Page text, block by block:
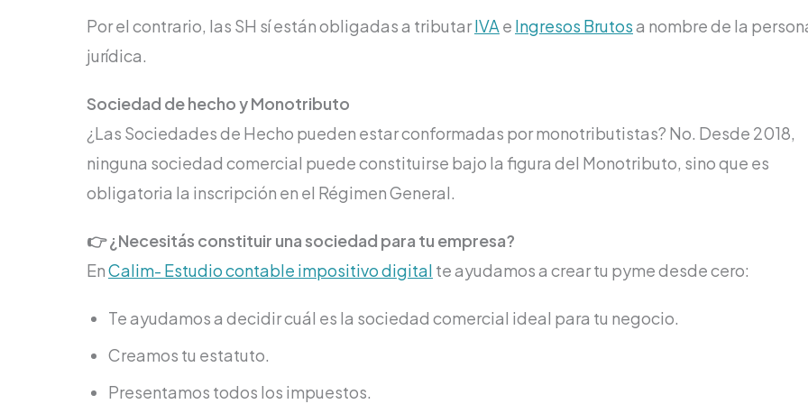
Por el contrario, las SH sí están obligadas a tributarIVA e Ingresos Brutosa nombre de la
jurídica.
Sociedad de hecho y Monotributo
¿Las Sociedades de Hecho pueden estar conformadas por monotributistas? No. Desde 2018,
ninguna sociedad comercial puede constituirse bajo la figura del Monotributo, sino que es
obligatoria la inscripción en el Régimen General.
👉 ¿Necesitás constituir una sociedad para tu empresa?
EnCalim- Estudio contable impositivo digital te ayudamos a crear tu pyme desde cero:
Te ayudamos a decidir cuál es la sociedad comercial ideal para tu negocio.
Creamos tu estatuto.
Presentamos todos los impuestos.